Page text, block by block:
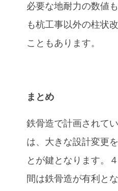
必要な地耐力の数値
も杭工事以外の柱状
こともあります。
まとめ
鉄骨造で計画されて
は、大きな設計変更
とが鍵となります。
間は鉄骨造が有利と